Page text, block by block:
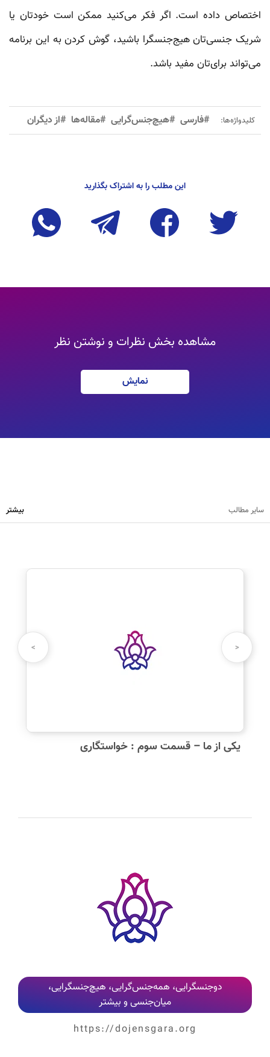
اختصاص داده است. اگر فکر می‌کنید ممکن است خودتان یا
شریک جنسی‌تان هیج‌جنسگرا باشید، گوش کردن به این برنامه
می‌تواند برای‌تان مفید باشد.
کلیدواژه‌ها: #فارسی #هیچ‌جنس‌گرایی #مقاله‌ها #از دیگران
این مطلب را به اشتراک بگذارید
مشاهده بخش نظرات و نوشتن نظر
نمایش
کلیه نظرات پس از بررسی و تایید مدیر وب‌سایت، به‌صورت عمومی منتشر می‌شوند
سایر مطالب بیشتر
<
>
یکی از ما – قسمت سوم : خواستگاری
دوجنسگرایی، همه‌جنس‌گرایی، هیچ‌جنسگرایی،
میان‌جنسی و بیشتر
https://dojensgara.org